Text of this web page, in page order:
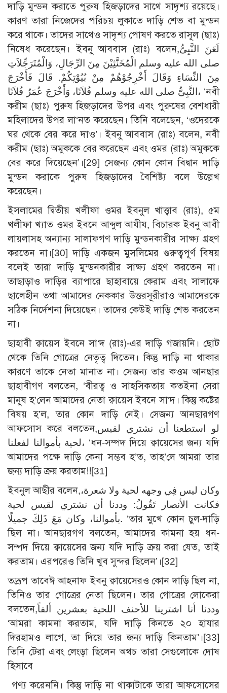
দাড়ি মুন্ডন করাতে পুরুষ হিজড়াদের সাথে সাদৃশ্য রয়েছে।
কারণ তারা নিজেদের পরিচয় লুকাতে দাড়ি শেভ বা মুন্ডন
করে থাকে। তাদের সাথেও সাদৃশ্য পোষণ করতে রাসূল (ছাঃ)
নিষেধ করেছেন। ইবনু আববাস (রাঃ) বলেন,لَعَنَ النَّبِىُّ
صلى الله عليه وسلم الْمُخَنَّثِيْنَ مِنَ الرِّجَالِ، وَالْمُتَرَجِّلاَتِ
مِنَ النِّسَاءِ وَقَالَ أَخْرِجُوْهُمْ مِنْ بُيُوْتِكُمْ. قَالَ فَأَخْرَجَ
النَّبِىُّ صلى الله عليه وسلم فُلاَنًا، وَأَخْرَجَ عُمَرُ فُلاَنًا، ‘নবী
করীম (ছাঃ) পুরুষ হিজড়াদের উপর এবং পুরুষের বেশধারী
মহিলাদের উপর লা‘নত করেছেন। তিনি বলেছেন, ‘ওদেরকে
ঘর থেকে বের করে দাও’। ইবনু আববাস (রাঃ) বলেন, নবী
করীম (ছাঃ) অমুককে বের করেছেন এবং ওমর (রাঃ) অমুককে
বের করে দিয়েছেন’।[29] সেজন্য কোন কোন বিদ্বান দাড়ি
মুন্ডন করাকে পুরুষ হিজড়াদের বৈশিষ্ট্য বলে উল্লেখ
করেছেন।
ইসলামের দ্বিতীয় খলীফা ওমর ইবনুল খাত্ত্বাব (রাঃ), ৫ম
খলীফা খ্যাত ওমর ইবনে আব্দুল আযীয, বিচারক ইবনু আবী
লায়লাসহ অন্যান্য সালাফগণ দাড়ি মুন্ডনকারীর সাক্ষ্য গ্রহণ
করতেন না।[30] দাড়ি একজন মুসলিমের গুরুত্বপূর্ণ বিষয়
বলেই তারা দাড়ি মুন্ডনকারীর সাক্ষ্য গ্রহণ করতেন না।
তাছাড়াও দাড়ির ব্যাপারে ছাহাবায়ে কেরাম এবং সালাফে
ছালেহীন তথা আমাদের নেককার উত্তরসূরীরাও আমাদেরকে
সঠিক নির্দেশনা দিয়েছেন। তাদের কেউই দাড়ি শেভ করতেন
না।
ছাহাবী ক্বায়েস ইবনে সা‘দ (রাঃ)-এর দাড়ি গজায়নি। ছোট
থেকে তিনি গোত্রের নেতৃত্ব দিতেন। কিন্তু দাড়ি না থাকার
কারণে তাকে নেতা মানাত না। সেজন্য তার কওম আনছার
ছাহাবীগণ বলতেন, ‘বীরত্ব ও সাহসিকতায় কতইনা সেরা
মানুষ হ’লেন আমাদের নেতা ক্বায়েস ইবনে সা‘দ। কিন্তু কষ্টের
বিষয় হ’ল, তার কোন দাড়ি নেই। সেজন্য আনছারগণ
আফসোস করে বলতেন,لو استطعنا أن نشتري لقيس
لحية بأموالنا لفعلنا، ‘ধন-সম্পদ দিয়ে ক্বায়েসের জন্য যদি
আমাদের পক্ষে দাড়ি কেনা সম্ভব হ’ত, তাহ’লে আমরা তার
জন্য দাড়ি ক্রয় করতাম!![31]
ইবনুল আছীর বলেন,وكان ليس فِي وجهه لحية ولا شعرة،
فكانت الأنصار تَقُولُ: وددنا أن نشتري لقيس لحية
بأموالنا، وكان مَعَ ذَلِكَ جميلًا. ‘তার মুখে কোন চুল-দাড়ি
ছিল না। আনছারগণ বলতেন, আমাদের কামনা হয় ধন-
সম্পদ দিয়ে ক্বায়েসের জন্য যদি দাড়ি ক্রয় করা যেত, তাই
করতাম। এরপরেও তিনি খুব সুন্দর ছিলেন’।[32]
তদ্রূপ তাবেঈ আহনাফ ইবনু ক্বায়েসেরও কোন দাড়ি ছিল না,
তিনিও তার গোত্রের নেতা ছিলেন। তার গোত্রের লোকেরা
বলতেন,وددنا أنا اشترينا للأحنف اللحية بعشرين ألفاً
‘আমরা কামনা করতাম, যদি দাড়ি কিনতে ২০ হাযার
দিরহামও লাগে, তা দিয়ে তার জন্য দাড়ি কিনতাম’।[33]
তিনি টেরা এবং লেংড়া ছিলেন অথচ তারা সেগুলোকে দোষ
হিসাবে
গণ্য করেননি। কিন্তু দাড়ি না থাকাটাকে তারা আফসোসের